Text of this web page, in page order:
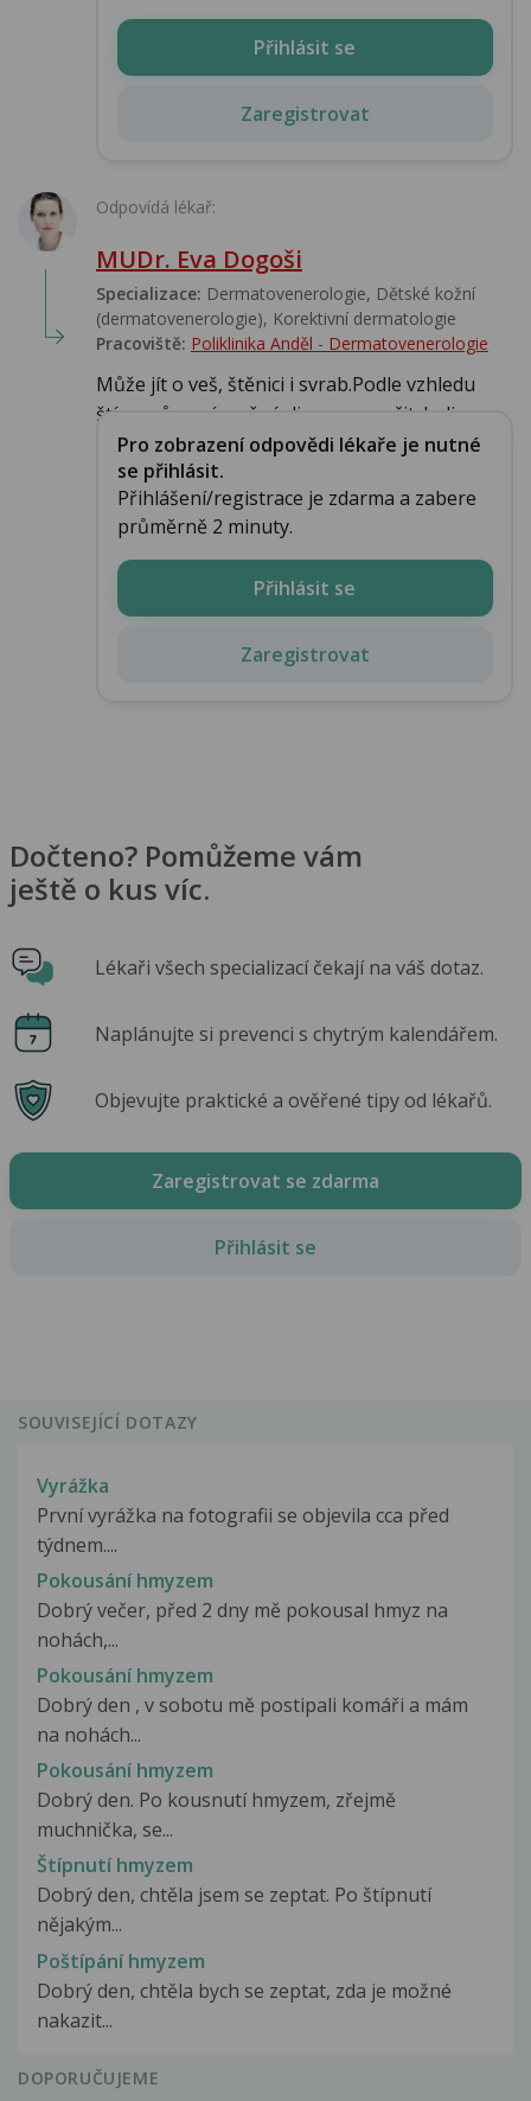
Přihlásit se
Zaregistrovat
Odpovídá lékař:
MUDr. Eva Dogoši
Specializace: Dermatovenerologie, Dětské kožní
(dermatovenerologie), Korektivní dermatologie
Pracoviště: Poliklinika Anděl - Dermatovenerologie
Může jít o veš, štěnici i svrab.Podle vzhledu
štípanců není možné diagnosu určit. Jedin...
Pro zobrazení odpovědi lékaře je nutné
se přihlásit.
Přihlášení/registrace je zdarma a zabere
průměrně 2 minuty.
Přihlásit se
Zaregistrovat
Dočteno? Pomůžeme vám
ještě o kus víc.
Lékaři všech specializací čekají na váš dotaz.
Naplánujte si prevenci s chytrým kalendářem.
Objevujte praktické a ověřené tipy od lékařů.
Zaregistrovat se zdarma
Přihlásit se
SOUVISEJÍCÍ DOTAZY
Vyrážka
První vyrážka na fotografii se objevila cca před
týdnem....
Pokousání hmyzem
Dobrý večer, před 2 dny mě pokousal hmyz na
nohách,...
Pokousání hmyzem
Dobrý den , v sobotu mě postipali komáři a mám
na nohách...
Pokousání hmyzem
Dobrý den. Po kousnutí hmyzem, zřejmě
muchnička, se...
Štípnutí hmyzem
Dobrý den, chtěla jsem se zeptat. Po štípnutí
nějakým...
Poštípání hmyzem
Dobrý den, chtěla bych se zeptat, zda je možné
nakazit...
DOPORUČUJEME